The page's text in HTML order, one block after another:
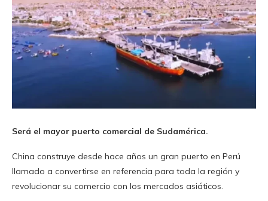
Será el mayor puerto comercial de Sudamérica.
China construye desde hace años un gran puerto en Perú
llamado a convertirse en referencia para toda la región y
revolucionar su comercio con los mercados asiáticos.